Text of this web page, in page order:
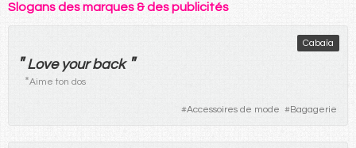
Slogans des marques & des publicités
Cabaïa
"Love your back "
*Aime ton dos
#Accessoires de mode #Bagagerie